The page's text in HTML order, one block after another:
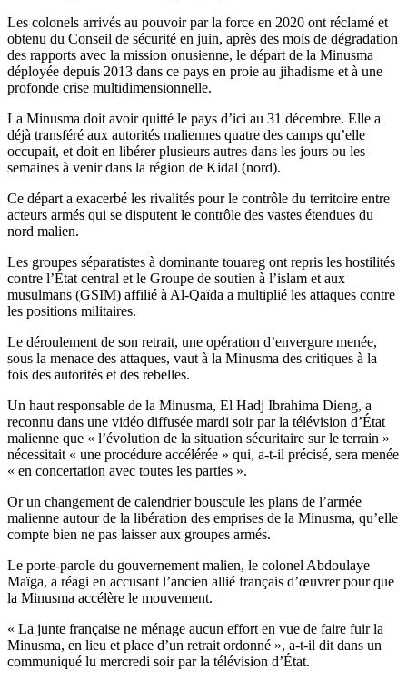
Les colonels arrivés au pouvoir par la force en 2020 ont réclamé et
obtenu du Conseil de sécurité en juin, après des mois de dégradation
des rapports avec la mission onusienne, le départ de la Minusma
déployée depuis 2013 dans ce pays en proie au jihadisme et à une
profonde crise multidimensionnelle.
La Minusma doit avoir quitté le pays d’ici au 31 décembre. Elle a
déjà transféré aux autorités maliennes quatre des camps qu’elle
occupait, et doit en libérer plusieurs autres dans les jours ou les
semaines à venir dans la région de Kidal (nord).
Ce départ a exacerbé les rivalités pour le contrôle du territoire entre
acteurs armés qui se disputent le contrôle des vastes étendues du
nord malien.
Les groupes séparatistes à dominante touareg ont repris les hostilités
contre l’État central et le Groupe de soutien à l’islam et aux
musulmans (GSIM) affilié à Al-Qaïda a multiplié les attaques contre
les positions militaires.
Le déroulement de son retrait, une opération d’envergure menée,
sous la menace des attaques, vaut à la Minusma des critiques à la
fois des autorités et des rebelles.
Un haut responsable de la Minusma, El Hadj Ibrahima Dieng, a
reconnu dans une vidéo diffusée mardi soir par la télévision d’État
malienne que « l’évolution de la situation sécuritaire sur le terrain »
nécessitait « une procédure accélérée » qui, a-t-il précisé, sera menée
« en concertation avec toutes les parties ».
Or un changement de calendrier bouscule les plans de l’armée
malienne autour de la libération des emprises de la Minusma, qu’elle
compte bien ne pas laisser aux groupes armés.
Le porte-parole du gouvernement malien, le colonel Abdoulaye
Maïga, a réagi en accusant l’ancien allié français d’œuvrer pour que
la Minusma accélère le mouvement.
« La junte française ne ménage aucun effort en vue de faire fuir la
Minusma, en lieu et place d’un retrait ordonné », a-t-il dit dans un
communiqué lu mercredi soir par la télévision d’État.